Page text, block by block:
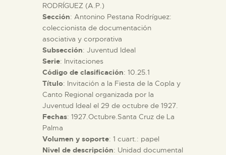
█
EL MUSEO
COLECCIONES
DIDÁCTICA
ESPAÑOL
RODRÍGUEZ (A.P.)
Sección: Antonino Pestana Rodríguez:
coleccionista de documentación
asociativa y corporativa
Subsección: Juventud Ideal
Serie: Invitaciones
Código de clasificación: 10.25.1
Título: Invitación a la Fiesta de la Copla y
Canto Regional organizada por la
Juventud Ideal el 29 de octubre de 1927.
Fechas: 1927.Octubre.Santa Cruz de La
Palma
Volumen y soporte: 1 cuart.: papel
Nivel de descripción: Unidad documental